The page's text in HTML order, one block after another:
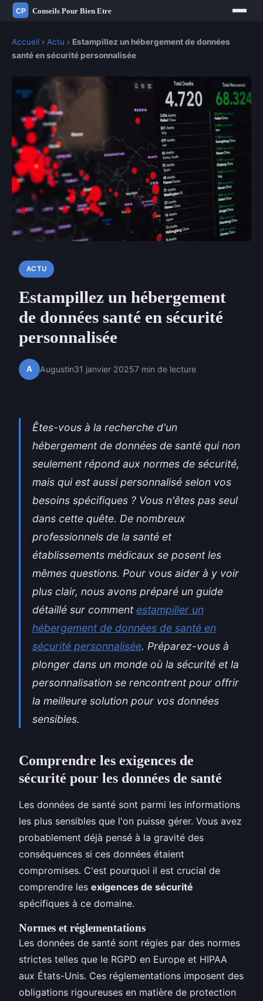
Accueil › Actu › Estampillez un hébergement de données
santé en sécurité personnalisée
ACTU
Estampillez un hébergement
de données santé en sécurité
personnalisée
A Augustin31 janvier 20257 min de lecture
Êtes-vous à la recherche d'un
hébergement de données de santé qui non
seulement répond aux normes de sécurité,
mais qui est aussi personnalisé selon vos
besoins spécifiques ? Vous n'êtes pas seul
dans cette quête. De nombreux
professionnels de la santé et
établissements médicaux se posent les
mêmes questions. Pour vous aider à y voir
plus clair, nous avons préparé un guide
détaillé sur comment estampiller un
hébergement de données de santé en
sécurité personnalisée. Préparez-vous à
plonger dans un monde où la sécurité et la
personnalisation se rencontrent pour offrir
la meilleure solution pour vos données
sensibles.
Comprendre les exigences de
sécurité pour les données de santé
Les données de santé sont parmi les informations
les plus sensibles que l'on puisse gérer. Vous avez
probablement déjà pensé à la gravité des
conséquences si ces données étaient
compromises. C'est pourquoi il est crucial de
comprendre les exigences de sécurité
spécifiques à ce domaine.
Normes et réglementations
Les données de santé sont régies par des normes
strictes telles que le RGPD en Europe et HIPAA
aux États-Unis. Ces réglementations imposent des
obligations rigoureuses en matière de protection